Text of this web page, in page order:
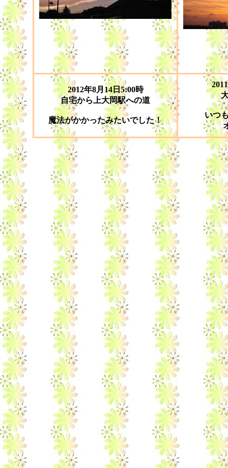
2012年8月14日5:00時
自宅から上大岡駅への道
魔法がかかったみたいでした！
いつ